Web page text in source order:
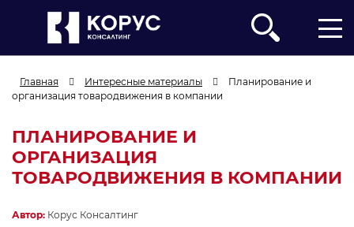
Главная Интересные материалы
Планирование и
организация товародвижения в компании
ПЛАНИРОВАНИЕ И
ОРГАНИЗАЦИЯ
ТОВАРОДВИЖЕНИЯ В КОМПАНИИ
Автор: Корус Консалтинг
Компания